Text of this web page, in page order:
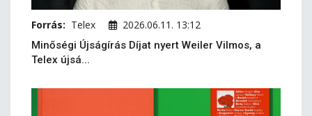
Forrás: Telex 2026.06.11. 13:12
Minőségi Újságírás Díjat nyert Weiler Vilmos, a
Telex újsá...